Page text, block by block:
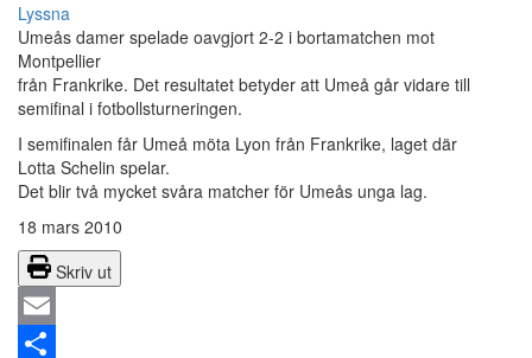
Lyssna
Umeås damer spelade oavgjort 2-2 i bortamatchen mot
Montpellier
från Frankrike. Det resultatet betyder att Umeå går vidare till
semifinal i fotbollsturneringen.
I semifinalen får Umeå möta Lyon från Frankrike, laget där
Lotta Schelin spelar.
Det blir två mycket svåra matcher för Umeås unga lag.
18 mars 2010
Skriv ut
Email